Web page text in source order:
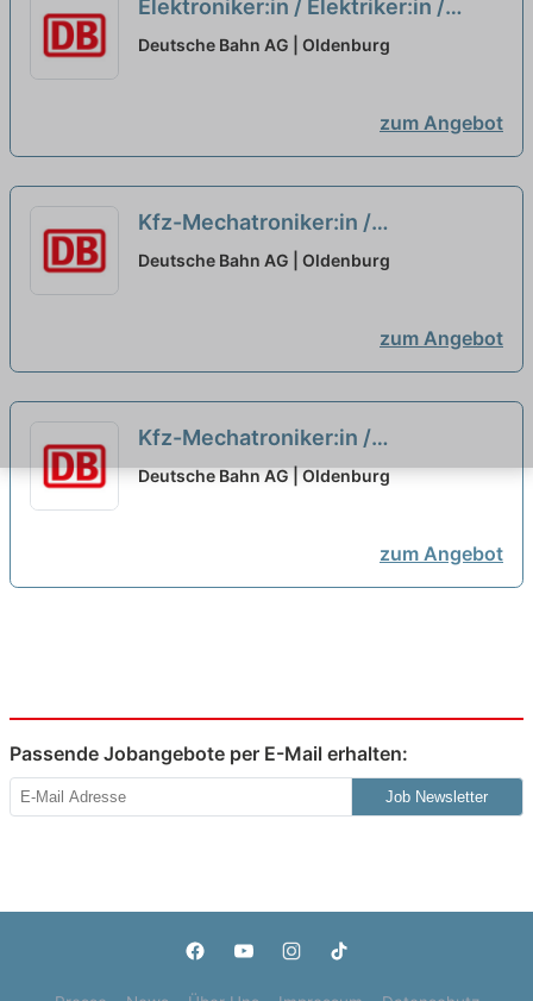
Elektroniker:in / Elektriker:in /
Mechatroniker:in für eine
Deutsche Bahn AG | Oldenburg
zum Angebot
Kfz-Mechatroniker:in /
Mechaniker:in / Schlosser:in als
Deutsche Bahn AG | Oldenburg
zum Angebot
Kfz-Mechatroniker:in /
Mechaniker:in / Schlosser:in als
Deutsche Bahn AG | Oldenburg
zum Angebot
Passende Jobangebote per E-Mail erhalten:
Job Newsletter